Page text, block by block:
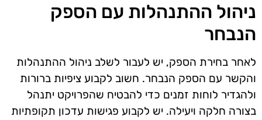
ניהול ההתנהלות עם הספק
הנבחר
לאחר בחירת הספק, יש לעבור לשלב ניהול ההתנהלות
והקשר עם הספק הנבחר. חשוב לקבוע ציפיות ברורות
ולהגדיר לוחות זמנים כדי להבטיח שהפרויקט יתנהל
בצורה חלקה ויעילה. יש לקבוע פגישות עדכון תקופתיות